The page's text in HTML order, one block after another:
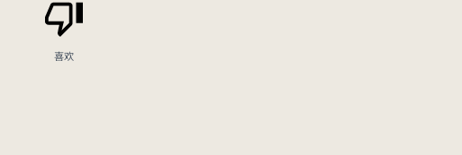
喜欢